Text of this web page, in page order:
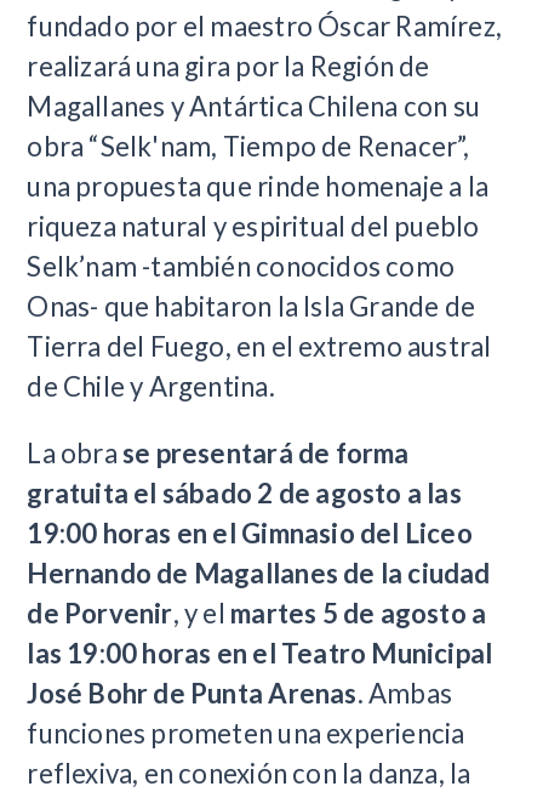
fundado por el maestro Óscar Ramírez,
realizará una gira por la Región de
Magallanes y Antártica Chilena con su
obra “Selk'nam, Tiempo de Renacer”,
una propuesta que rinde homenaje a la
riqueza natural y espiritual del pueblo
Selk’nam -también conocidos como
Onas- que habitaron la Isla Grande de
Tierra del Fuego, en el extremo austral
de Chile y Argentina.
La obrase presentará de forma
gratuita el sábado 2 de agosto a las
19:00 horas en el Gimnasio del Liceo
Hernando de Magallanes de la ciudad
de Porvenir, y el martes 5 de agosto a
las 19:00 horas en el Teatro Municipal
José Bohr de Punta Arenas. Ambas
funciones prometen una experiencia
reflexiva, en conexión con la danza, la